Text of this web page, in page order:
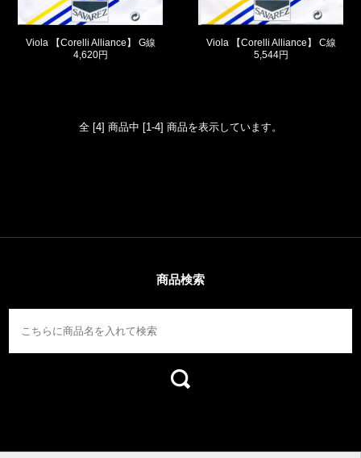
Viola 【Corelli Alliance】 G線
4,620円
Viola 【Corelli Alliance】 C線
5,544円
全 [4] 商品中 [1-4] 商品を表示しています。
商品検索